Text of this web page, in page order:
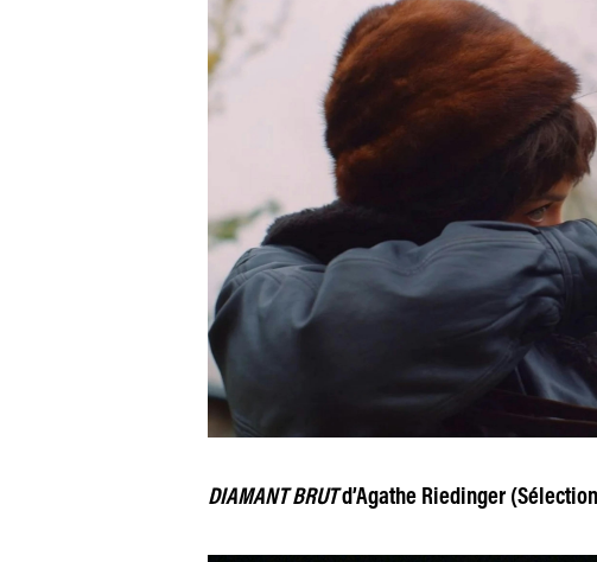
DIAMANT BRUTd’Agathe Riedinger